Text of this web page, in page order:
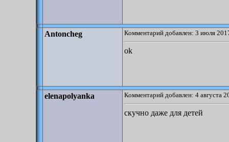
Antoncheg Комментарий добавлен: 3 июля
ok
elenapolyanka Комментарий добавлен: 4 августа
скучно даже для детей